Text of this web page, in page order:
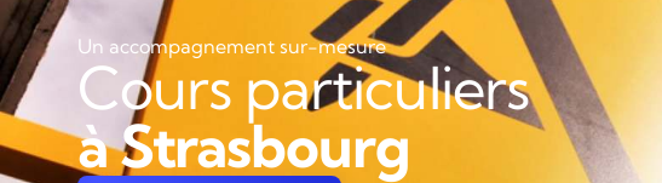
Un accompagnement sur-mesure
Cours particuliers
à Strasbourg